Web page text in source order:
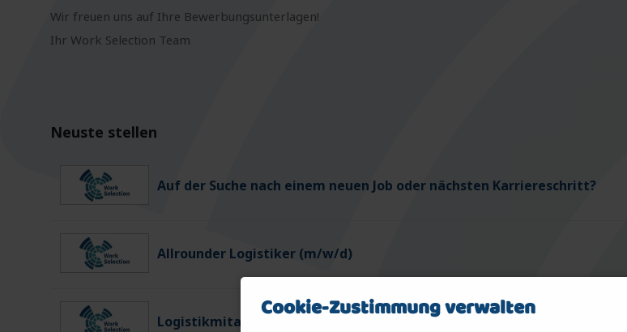
Wir freuen uns auf Ihre Bewerbungsunterlagen!
Ihr Work Selection Team
Neuste stellen
Auf der Suche nach einem neuen Job oder nächsten Karriereschritt?
Allrounder Logistiker (m/w/d)
Logistikmitarbeiter (m/w/d)Cookie-Zustimmung verwalten